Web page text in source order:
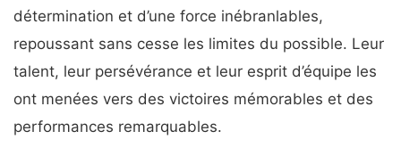
détermination et d’une force inébranlables,
repoussant sans cesse les limites du possible. Leur
talent, leur persévérance et leur esprit d’équipe les
ont menées vers des victoires mémorables et des
performances remarquables.